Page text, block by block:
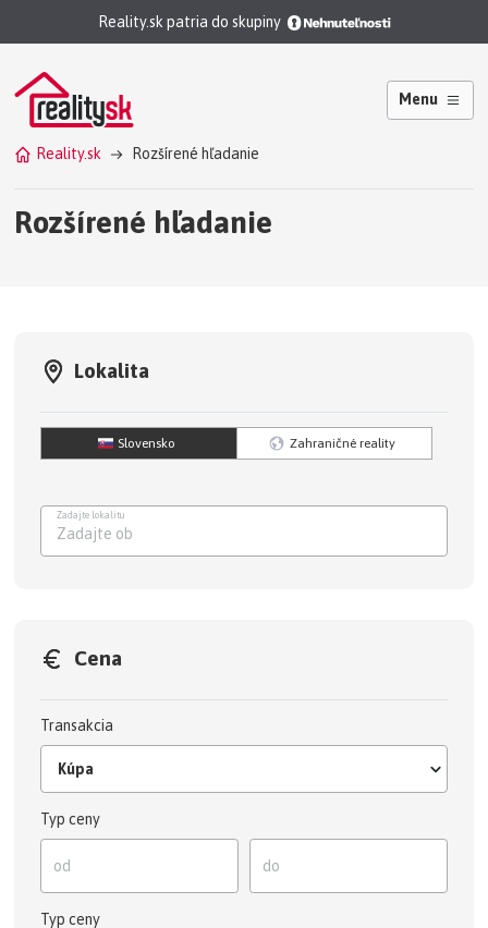
Reality.sk patria do skupiny
Menu
Reality.sk Rozšírené hľadanie
Rozšírené hľadanie
Lokalita
Slovensko Zahraničné reality
Zadajte
Zadajte lokalitu
Cena
Transakcia
Kúpa
Typ ceny
Typ ceny